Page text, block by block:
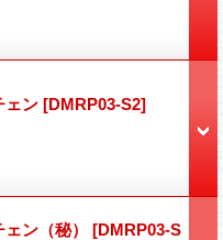
ェン [DMRP03-S2]
ン（秘） [DMRP03-S